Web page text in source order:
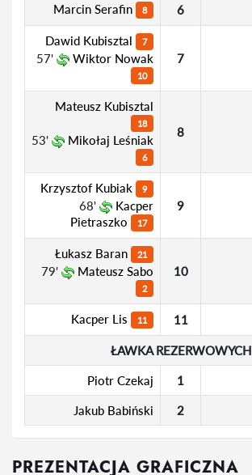
Marcin Serafin 8 6
Dawid Kubisztal 7
57' Wiktor Nowak
10
7
Mateusz Kubisztal
18
53' Mikołaj Leśniak
6
8
Krzysztof Kubiak 9
68'
Kacper
Pietraszko
17
9
Łukasz Baran 21
79' Mateusz Sabo
2
10
Kacper Lis 11 11
ŁAWKA REZERWOWYCH
Piotr Czekaj 1
Jakub Babiński 2
PREZENTACJA GRAFICZNA